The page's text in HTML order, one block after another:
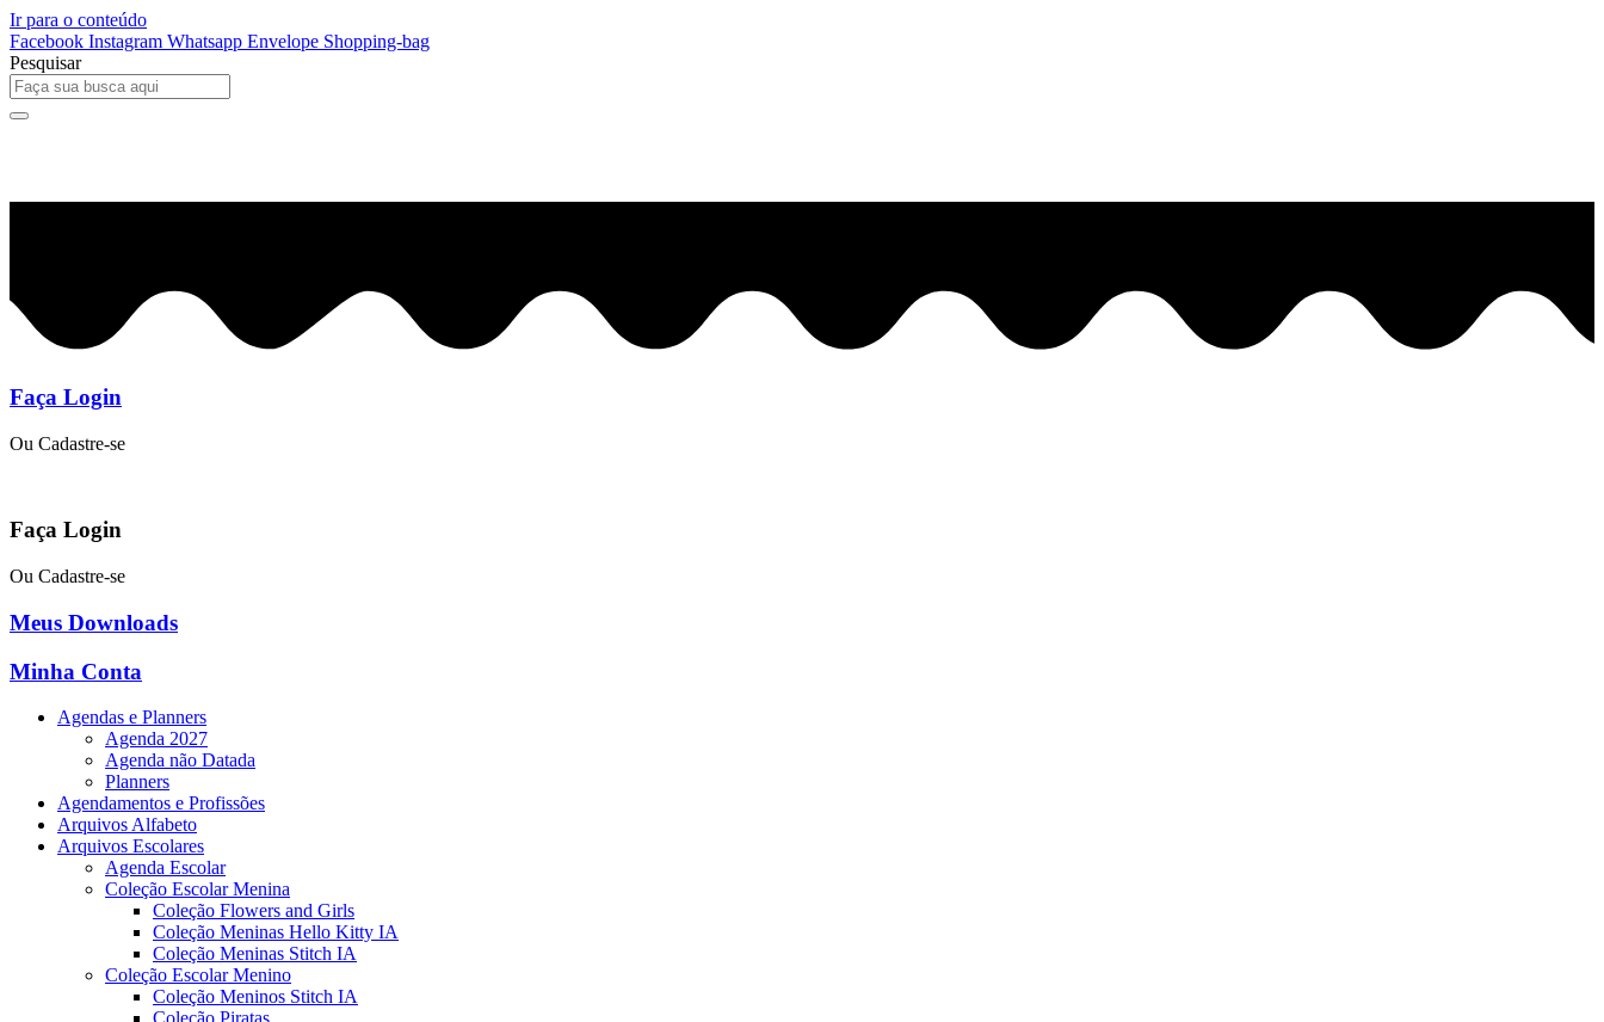
Ir para o conteúdo
Facebook Instagram Whatsapp Envelope Shopping-bag
Pesquisar
Faça Login
Ou Cadastre-se
Faça Login
Ou Cadastre-se
Meus Downloads
Minha Conta
Agendas e Planners
Agenda 2027
Agenda não Datada
Planners
Agendamentos e Profissões
Arquivos Alfabeto
Arquivos Escolares
Agenda Escolar
Coleção Escolar Menina
Coleção Flowers and Girls
Coleção Meninas Hello Kitty IA
Coleção Meninas Stitch IA
Coleção Escolar Menino
Coleção Meninos Stitch IA